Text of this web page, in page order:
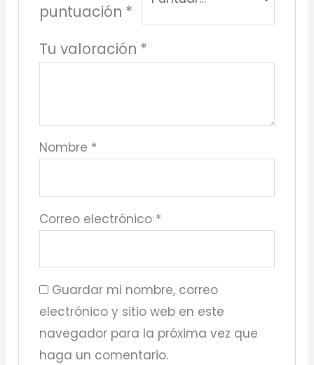
puntuación *
Tu valoración *
Nombre *
Correo electrónico *
Guardar mi nombre, correo
electrónico y sitio web en este
navegador para la próxima vez que
haga un comentario.